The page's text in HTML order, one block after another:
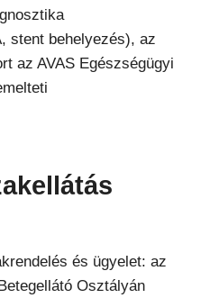
stent behelyezés), az
az AVAS Egészségügyi
és ügyelet: az
Osztályán